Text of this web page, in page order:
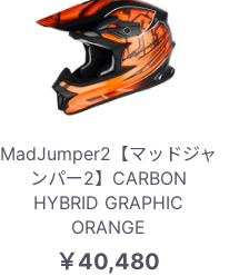
MadJumper2【マッドジャ
ンパー2】CARBON
HYBRID GRAPHIC
ORANGE
￥40,480